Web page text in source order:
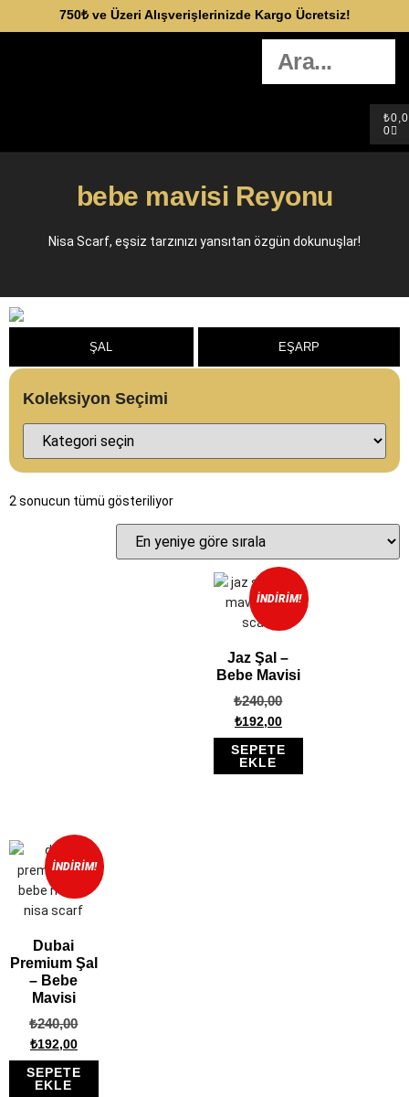
750₺ ve Üzeri Alışverişlerinizde Kargo Ücretsiz!
₺
0
bebe mavisi Reyonu
Nisa Scarf, eşsiz tarzınızı yansıtan özgün dokunuşlar!
ŞAL EŞARP
Koleksiyon Seçimi
2 sonucun tümü gösteriliyor
İNDIRIM!
Jaz Şal –
Bebe Mavisi
₺240,00
₺192,00
SEPETE
EKLE
İNDIRIM!
Dubai
Premium Şal
– Bebe
Mavisi
₺240,00
₺192,00
SEPETE
EKLE